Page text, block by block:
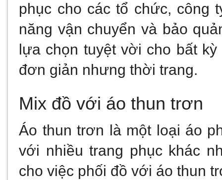
phục cho các tổ chức, công
năng vận chuyển và bảo
lựa chọn tuyệt vời cho bất
đơn giản nhưng thời trang.
Mix đồ với áo thun trơn
Áo thun trơn là một loại áo
với nhiều trang phục khác
cho việc phối đồ với áo thun